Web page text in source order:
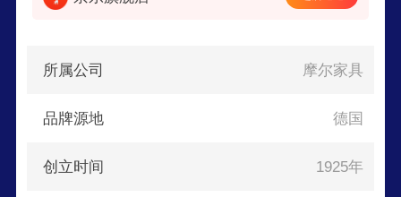
所属公司 摩尔家具
品牌源地 德国
创立时间 1925年